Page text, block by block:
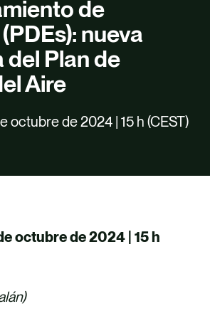
de
nueva
del Plan de
Aire
octubre de 2024 | 15 h (CEST)
octubre de 2024 | 15 h